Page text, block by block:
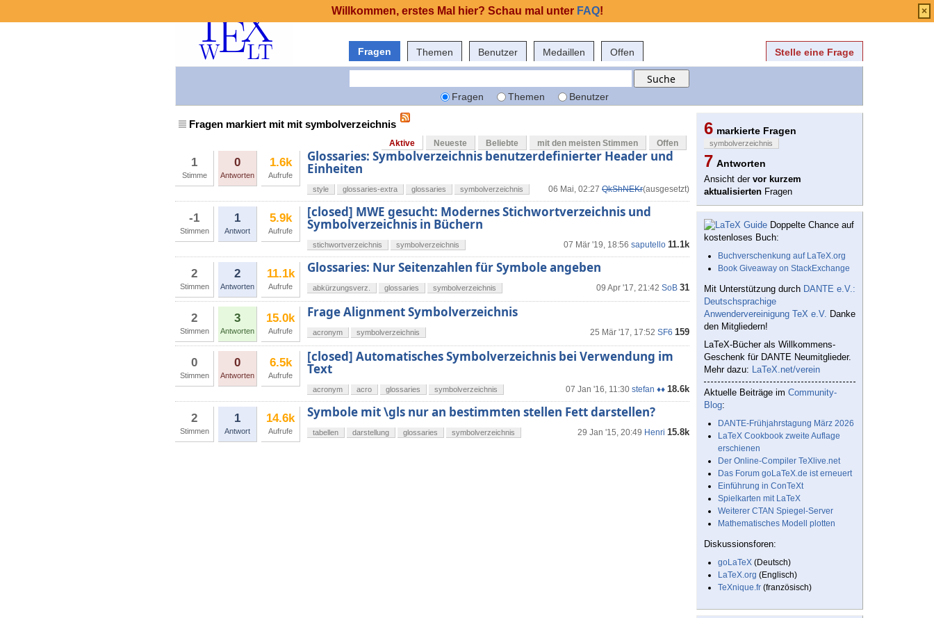
Fragen Themen Benutzer Medaillen Offen Stelle eine Frage
Fragen Themen Benutzer
Fragen markiert mit mit symbolverzeichnis
Aktive Neueste Beliebte mit den meisten Stimmen Offen
1
Stimme
0
Antworten
1.6k
Aufrufe
Glossaries: Symbolverzeichnis benutzerdefinierter Header und
Einheiten
06 Mai, 02:27 QkShNEKr(ausgesetzt)
style glossaries-extra glossaries symbolverzeichnis
-1
Stimmen
1
Antwort
5.9k
Aufrufe
[closed] MWE gesucht: Modernes Stichwortverzeichnis und
Symbolverzeichnis in Büchern
07 Mär '19, 18:56 saputello 11.1k
stichwortverzeichnis symbolverzeichnis
2
Stimmen
2
Antworten
11.1k
Aufrufe
Glossaries: Nur Seitenzahlen für Symbole angeben
09 Apr '17, 21:42 SoB 31
abkürzungsverz. glossaries symbolverzeichnis
2
Stimmen
3
Antworten
15.0k
Aufrufe
Frage Alignment Symbolverzeichnis
25 Mär '17, 17:52 SF6 159
acronym symbolverzeichnis
0
Stimmen
0
Antworten
6.5k
Aufrufe
[closed] Automatisches Symbolverzeichnis bei Verwendung im
Text
07 Jan '16, 11:30 stefan ♦♦ 18.6k
acronym acro glossaries symbolverzeichnis
2
Stimmen
1
Antwort
14.6k
Aufrufe
Symbole mit \gls nur an bestimmten stellen Fett darstellen?
29 Jan '15, 20:49 Henri 15.8k
tabellen darstellung glossaries symbolverzeichnis
6 markierte Fragen
symbolverzeichnis
7 Antworten
Ansicht der vor kurzem
aktualisierten Fragen
Doppelte Chance auf
kostenloses Buch:
Buchverschenkung auf LaTeX.org
Book Giveaway on StackExchange
Mit Unterstützung durch DANTE e.V.:
Deutschsprachige
Anwendervereinigung TeX e.V. Danke
den Mitgliedern!
LaTeX-Bücher als Willkommens-
Geschenk für DANTE Neumitglieder.
Mehr dazu: LaTeX.net/verein
Aktuelle Beiträge im Community-
Blog:
DANTE-Frühjahrstagung März 2026
LaTeX Cookbook zweite Auflage
erschienen
Der Online-Compiler TeXlive.net
Das Forum goLaTeX.de ist erneuert
Einführung in ConTeXt
Spielkarten mit LaTeX
Weiterer CTAN Spiegel-Server
Mathematisches Modell plotten
Diskussionsforen:
goLaTeX (Deutsch)
LaTeX.org (Englisch)
TeXnique.fr (französisch)
Willkommen, erstes Mal hier? Schau mal unter FAQ! ×